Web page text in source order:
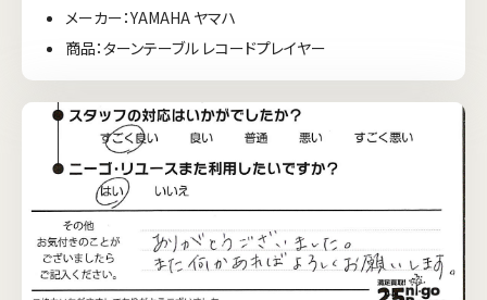
メーカー：YAMAHA ヤマハ
商品：ターンテーブル レコードプレイヤー